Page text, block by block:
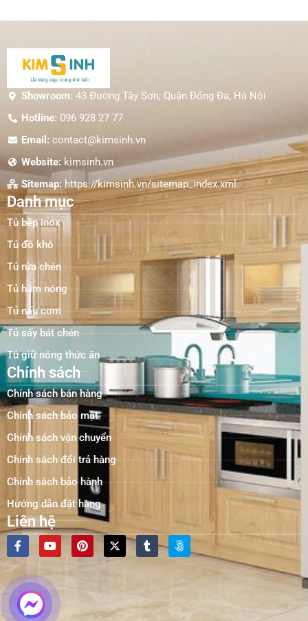
Showroom: 43 Đường Tây Sơn, Quận Đống Đa, Hà Nội
Hotline: 096 928 27 77
Email:contact@kimsinh.vn
Website: kimsinh.vn
Sitemap:https://kimsinh.vn/sitemap_index.xml
Danh mục
Tủ bếp inox
Tủ đồ khô
Tủ rửa chén
Tủ hâm nóng
Tủ nấu cơm
Tủ sấy bát chén
Tủ giữ nóng thức ăn
Chính sách
Chính sách bán hàng
Chính sách bảo mật
Chính sách vận chuyển
Chính sách đổi trả hàng
Chính sách bảo hành
Hướng dẫn đặt hàng
Liên hệ